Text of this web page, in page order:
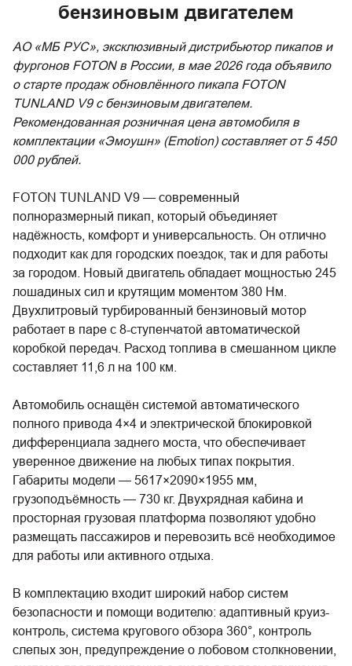
бензиновым двигателем
АО «МБ РУС», эксклюзивный дистрибьютор пикапов и
фургонов FOTON в России, в мае 2026 года объявило
о старте продаж обновлённого пикапа FOTON
TUNLAND V9 с бензиновым двигателем.
Рекомендованная розничная цена автомобиля в
комплектации «Эмоушн» (Emotion) составляет от 5 450
000 рублей.
FOTON TUNLAND V9 — современный
полноразмерный пикап, который объединяет
надёжность, комфорт и универсальность. Он отлично
подходит как для городских поездок, так и для работы
за городом. Новый двигатель обладает мощностью 245
лошадиных сил и крутящим моментом 380 Нм.
Двухлитровый турбированный бензиновый мотор
работает в паре с 8-ступенчатой автоматической
коробкой передач. Расход топлива в смешанном цикле
составляет 11,6 л на 100 км.
Автомобиль оснащён системой автоматического
полного привода 4×4 и электрической блокировкой
дифференциала заднего моста, что обеспечивает
уверенное движение на любых типах покрытия.
Габариты модели — 5617×2090×1955 мм,
грузоподъёмность — 730 кг. Двухрядная кабина и
просторная грузовая платформа позволяют удобно
размещать пассажиров и перевозить всё необходимое
для работы или активного отдыха.
В комплектацию входит широкий набор систем
безопасности и помощи водителю: адаптивный круиз-
контроль, система кругового обзора 360°, контроль
слепых зон, предупреждение о лобовом столкновении,